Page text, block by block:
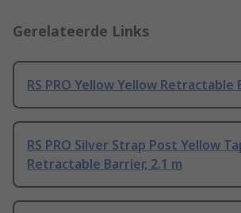
Gerelateerde Links
RS PRO Yellow Yellow Retractable
RS PRO Silver Strap Post Yellow
Retractable Barrier, 2.1 m